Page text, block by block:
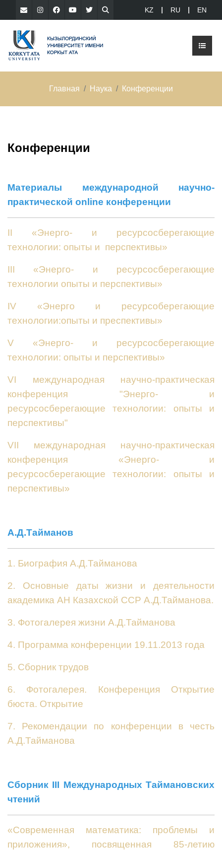
KZ RU EN
Главная Наука Конференции
Конференции
Материалы международной научно-
практической online конференции
II
«Энерго- и ресурсосберегающие
технологии: опыты и перспективы»
III «Энерго- и ресурсосберегающие
технологии опыты и перспективы»
IV «Энерго и ресурсоберегающие
технологии:опыты и преспективы»
V «Энерго- и ресурсосберегающие
технологии: опыты и перспективы»
VI международная научно-практическая
конференция "Энерго- и
ресурсосберегающие технологии: опыты и
перспективы"
VII международная научно-практическая
конференция «Энерго- и
ресурсосберегающие технологии: опыты и
перспективы»
А.Д.Тайманов
1. Биография А.Д.Тайманова
2. Основные даты жизни и деятельности
академика АН Казахской ССР А.Д.Тайманова.
3. Фотогалерея жизни А.Д.Тайманова
4. Программа конференции 19.11.2013 года
5. Сборник трудов
6. Фотогалерея. Конференция Открытие
бюста. Открытие
7. Рекомендации по конференции в честь
А.Д.Тайманова
Сборник III Международных Таймановских
чтений
«Современная математика: проблемы и
приложения», посвященная 85-летию